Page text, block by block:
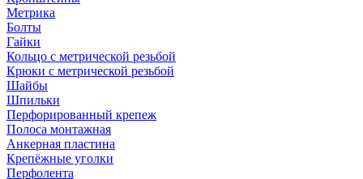
Метрика
Болты
Гайки
Кольцо с метрической резьбой
Крюки с метрической резьбой
Шайбы
Шпильки
Перфорированный крепеж
Полоса монтажная
Анкерная пластина
Крепёжные уголки
Перфолента